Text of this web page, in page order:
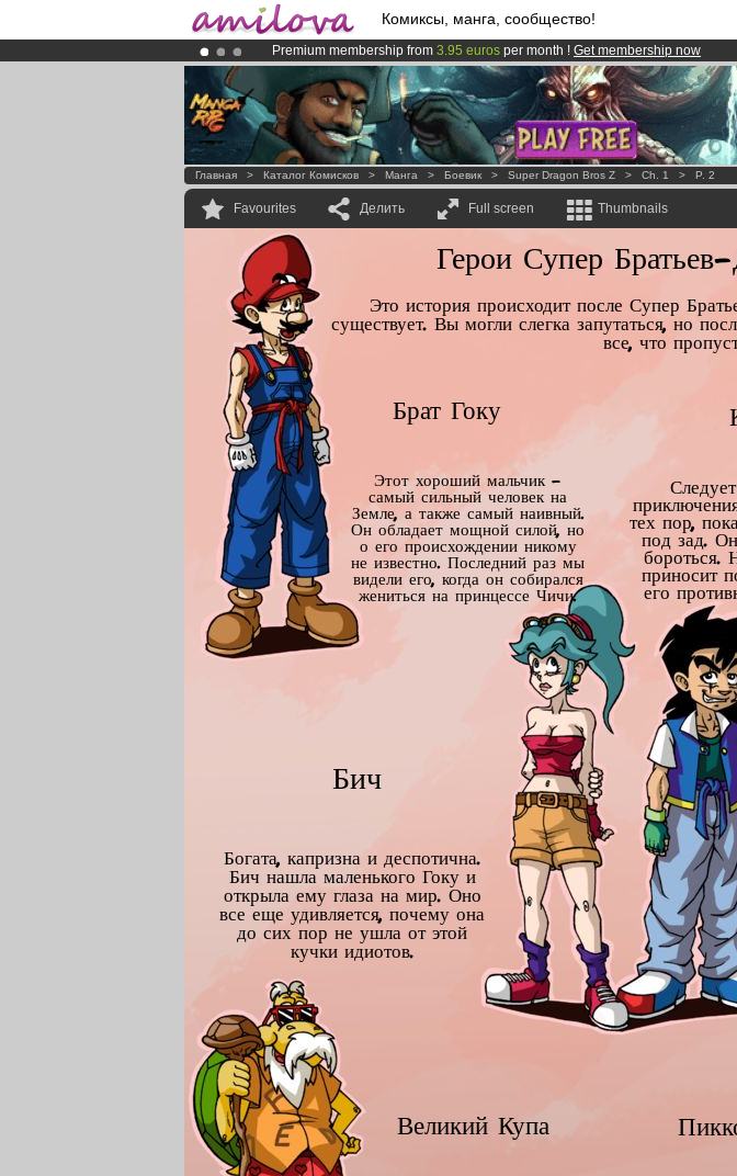
Комиксы, манга, сообщество!
Premium membership from 3.95 euros per month ! Get membership now
AmilovaKickstarter is now LIVE!.
Already 100000membersand 1000 comics & mangas!.
Главная > Каталог Комисков > Манга > Боевик > Super Dragon Bros Z > Ch. 1 > P. 2
Favourites Делить Full screen Thumbnails
Герои Супер
Это история происходит после Супер
существует. Вы могли слегка запутаться, но
все, что
Брат Гоку
Этот хороший мальчик –
самый сильный человек на
Земле, а также самый наивный.
Он обладает мощной силой, но
о его происхождении никому
не известно. Последний раз мы
видели его, когда он собирался
жениться на принцессе Чичи.
тех пор,
под зад.
бороться.
приносит
его
Бич
Богата, капризна и деспотична.
Бич нашла маленького Гоку и
открыла ему глаза на мир. Оно
все еще удивляется, почему она
до сих пор не ушла от этой
кучки идиотов.
Великий Купа